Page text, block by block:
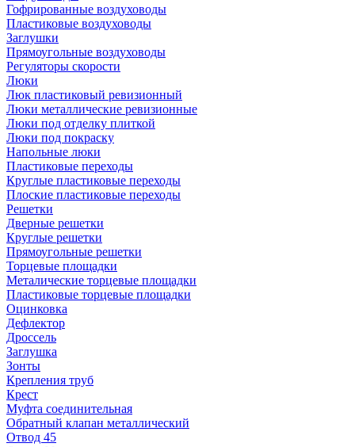
Гофрированные воздуховоды
Пластиковые воздуховоды
Заглушки
Прямоугольные воздуховоды
Регуляторы скорости
Люки
Люк пластиковый ревизионный
Люки металлические ревизионные
Люки под отделку плиткой
Люки под покраску
Напольные люки
Пластиковые переходы
Круглые пластиковые переходы
Плоские пластиковые переходы
Решетки
Дверные решетки
Круглые решетки
Прямоугольные решетки
Торцевые площадки
Металические торцевые площадки
Пластиковые торцевые площадки
Оцинковка
Дефлектор
Дроссель
Заглушка
Зонты
Крепления труб
Крест
Муфта соединительная
Обратный клапан металлический
Отвод 45